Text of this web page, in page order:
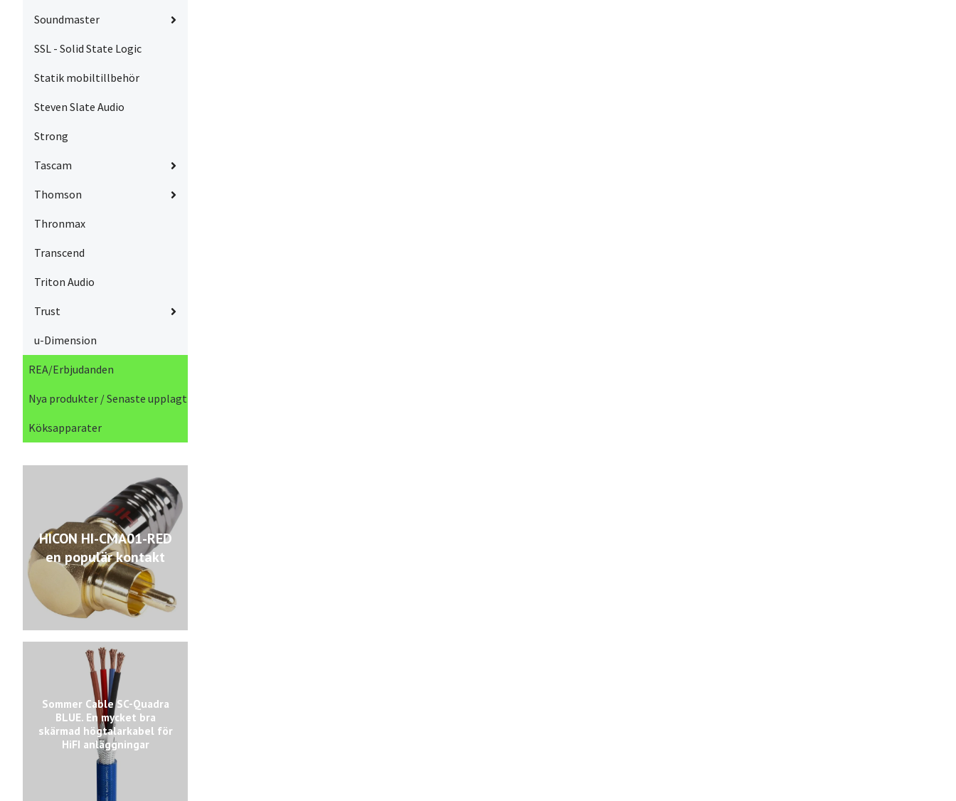
Soundmaster
SSL - Solid State Logic
Statik mobiltillbehör
Steven Slate Audio
Strong
Tascam
Thomson
Thronmax
Transcend
Triton Audio
Trust
u-Dimension
REA/Erbjudanden
Nya produkter / Senaste upplagt
Köksapparater
HICON HI-CMA01-RED
en populär kontakt
Sommer Cable SC-Quadra
BLUE. En mycket bra
skärmad högtalarkabel för
HiFI anläggningar